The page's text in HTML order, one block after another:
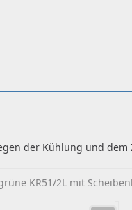
der Kühlung und dem
KR51/2L mit